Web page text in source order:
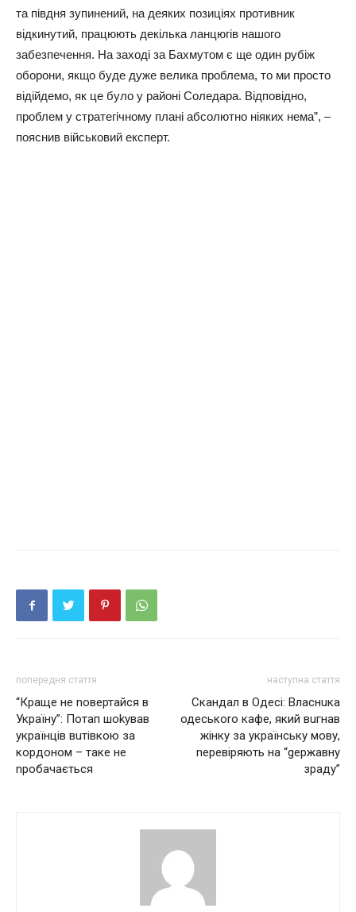
та півдня зупинений, на деяких позиціях противник
відкинутий, працюють декілька ланцюгів нашого
забезпечення. На заході за Бахмутом є ще один рубіж
оборони, якщо буде дуже велика проблема, то ми просто
відійдемо, як це було у районі Соледара. Відповідно,
проблем у стратегічному плані абсолютно ніяких нема”, –
пояснив військовий експерт.
попередня стаття
“Краще не nовертайся в
Україну”: Потап шоkував
українців вuтівкою за
кордоном – таке не
nробачається
наступна стаття
Скандал в Одесі: Власнuка
одеськоrо кафе, який вuгнав
жінку за українську мову,
nеревіряють на “gержавну
зраду”